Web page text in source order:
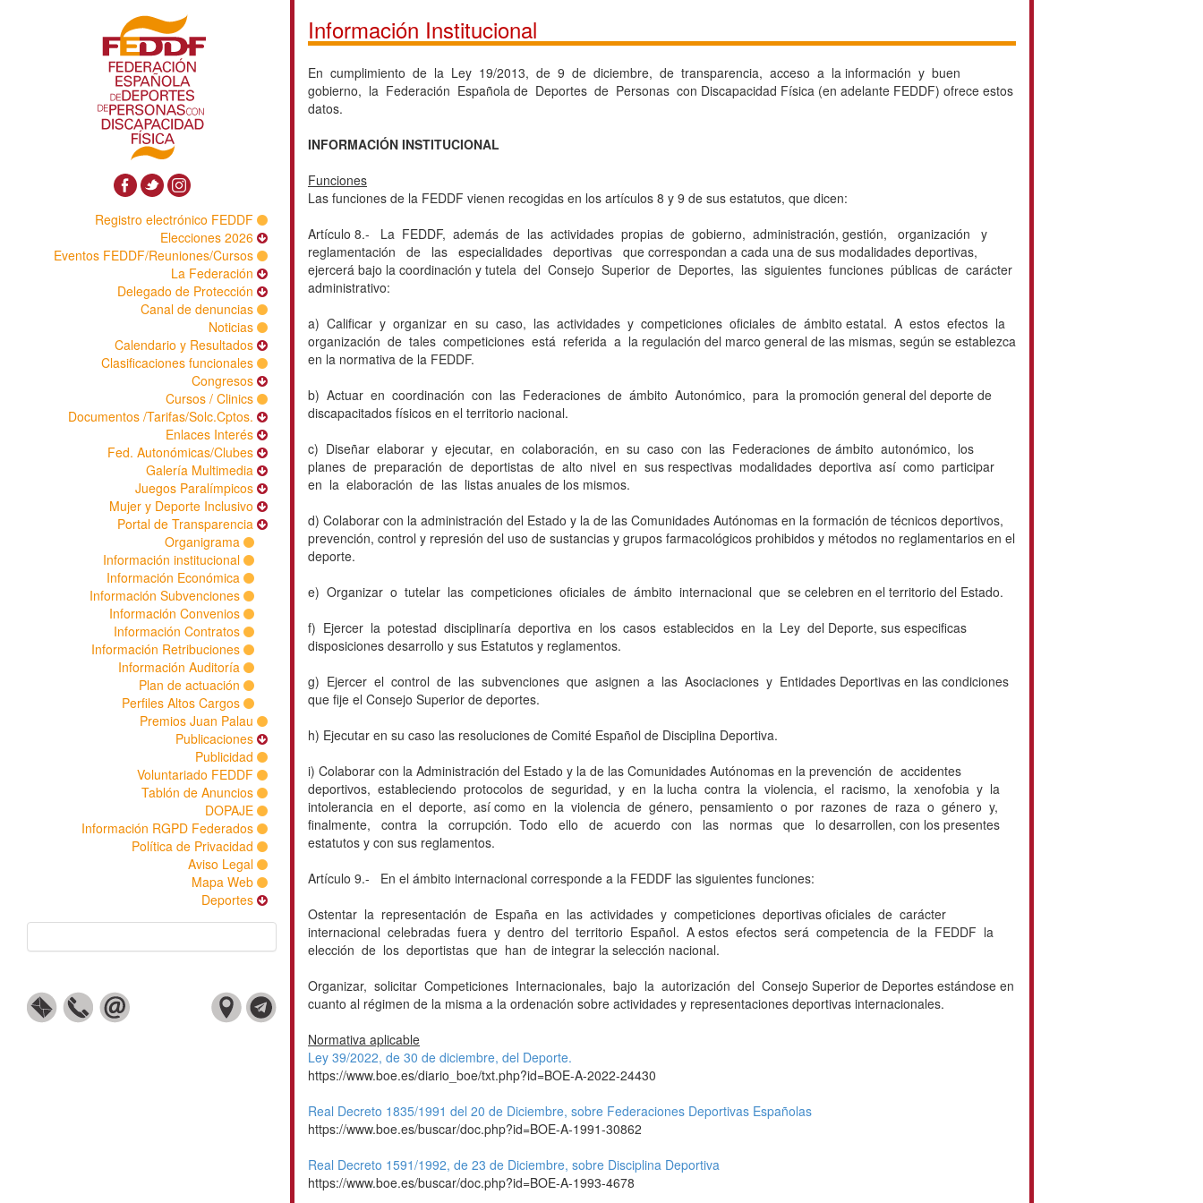
Registro electrónico FEDDF
Elecciones 2026
Eventos FEDDF/Reuniones/Cursos
La Federación
Delegado de Protección
Canal de denuncias
Noticias
Calendario y Resultados
Clasificaciones funcionales
Congresos
Cursos / Clinics
Documentos /Tarifas/Solc.Cptos.
Enlaces Interés
Fed. Autonómicas/Clubes
Galería Multimedia
Juegos Paralímpicos
Mujer y Deporte Inclusivo
Portal de Transparencia
Organigrama
Información institucional
Información Económica
Información Subvenciones
Información Convenios
Información Contratos
Información Retribuciones
Información Auditoría
Plan de actuación
Perfiles Altos Cargos
Premios Juan Palau
Publicaciones
Publicidad
Voluntariado FEDDF
Tablón de Anuncios
DOPAJE
Información RGPD Federados
Política de Privacidad
Aviso Legal
Mapa Web
Deportes
Información Institucional
En cumplimiento de la Ley 19/2013, de 9 de diciembre, de transparencia, acceso a la información y buen
gobierno, la Federación Española de Deportes de Personas con Discapacidad Física (en adelante FEDDF) ofrece estos
datos.
INFORMACIÓN INSTITUCIONAL
Funciones
Las funciones de la FEDDF vienen recogidas en los artículos 8 y 9 de sus estatutos, que dicen:
Artículo 8.- La FEDDF, además de las actividades propias de gobierno, administración, gestión, organización y
reglamentación de las especialidades deportivas que correspondan a cada una de sus modalidades deportivas,
ejercerá bajo la coordinación y tutela del Consejo Superior de Deportes, las siguientes funciones públicas de carácter
administrativo:
a) Calificar y organizar en su caso, las actividades y competiciones oficiales de ámbito estatal. A estos efectos la
organización de tales competiciones está referida a la regulación del marco general de las mismas, según se establezca
en la normativa de la FEDDF.
b) Actuar en coordinación con las Federaciones de ámbito Autonómico, para la promoción general del deporte de
discapacitados físicos en el territorio nacional.
c) Diseñar elaborar y ejecutar, en colaboración, en su caso con las Federaciones de ámbito autonómico, los
planes de preparación de deportistas de alto nivel en sus respectivas modalidades deportiva así como participar
en la elaboración de las listas anuales de los mismos.
d) Colaborar con la administración del Estado y la de las Comunidades Autónomas en la formación de técnicos deportivos,
prevención, control y represión del uso de sustancias y grupos farmacológicos prohibidos y métodos no reglamentarios en el
deporte.
e) Organizar o tutelar las competiciones oficiales de ámbito internacional que se celebren en el territorio del Estado.
f) Ejercer la potestad disciplinaría deportiva en los casos establecidos en la Ley del Deporte, sus especificas
disposiciones desarrollo y sus Estatutos y reglamentos.
g) Ejercer el control de las subvenciones que asignen a las Asociaciones y Entidades Deportivas en las condiciones
que fije el Consejo Superior de deportes.
h) Ejecutar en su caso las resoluciones de Comité Español de Disciplina Deportiva.
i) Colaborar con la Administración del Estado y la de las Comunidades Autónomas en la prevención de accidentes
deportivos, estableciendo protocolos de seguridad, y en la lucha contra la violencia, el racismo, la xenofobia y la
intolerancia en el deporte, así como en la violencia de género, pensamiento o por razones de raza o género y,
finalmente, contra la corrupción. Todo ello de acuerdo con las normas que lo desarrollen, con los presentes
estatutos y con sus reglamentos.
Artículo 9.- En el ámbito internacional corresponde a la FEDDF las siguientes funciones:
Ostentar la representación de España en las actividades y competiciones deportivas oficiales de carácter
internacional celebradas fuera y dentro del territorio Español. A estos efectos será competencia de la FEDDF la
elección de los deportistas que han de integrar la selección nacional.
Organizar, solicitar Competiciones Internacionales, bajo la autorización del Consejo Superior de Deportes estándose en
cuanto al régimen de la misma a la ordenación sobre actividades y representaciones deportivas internacionales.
Normativa aplicable
Ley 39/2022, de 30 de diciembre, del Deporte.
https://www.boe.es/diario_boe/txt.php?id=BOE-A-2022-24430
Real Decreto 1835/1991 del 20 de Diciembre, sobre Federaciones Deportivas Españolas
https://www.boe.es/buscar/doc.php?id=BOE-A-1991-30862
Real Decreto 1591/1992, de 23 de Diciembre, sobre Disciplina Deportiva
https://www.boe.es/buscar/doc.php?id=BOE-A-1993-4678